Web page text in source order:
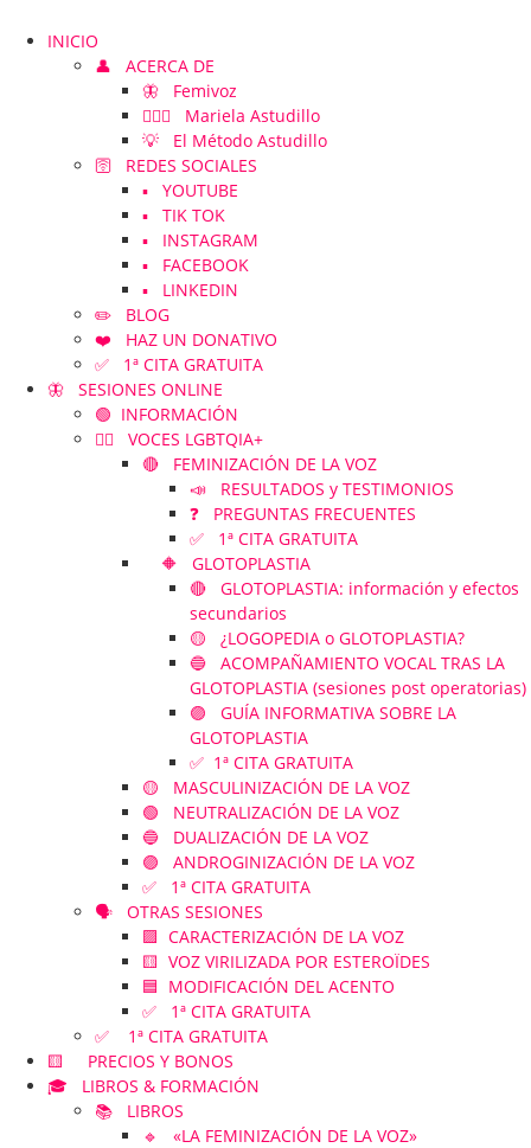
INICIO
👤 ACERCA DE
🦋 Femivoz
👱🏻‍♀️ Mariela Astudillo
💡 El Método Astudillo
🛜 REDES SOCIALES
▪️ YOUTUBE
▪️ TIK TOK
▪️ INSTAGRAM
▪️ FACEBOOK
▪️ LINKEDIN
✏️ BLOG
❤️ HAZ UN DONATIVO
✅ 1ª CITA GRATUITA
🦋 SESIONES ONLINE
🟢 INFORMACIÓN
🏳️‍🌈 VOCES LGBTQIA+
🔴 FEMINIZACIÓN DE LA VOZ
📣 RESULTADOS y TESTIMONIOS
❓ PREGUNTAS FRECUENTES
✅ 1ª CITA GRATUITA
🔶 GLOTOPLASTIA
🔴 GLOTOPLASTIA: información y efectos
secundarios
🟡 ¿LOGOPEDIA o GLOTOPLASTIA?
🔵 ACOMPAÑAMIENTO VOCAL TRAS LA
GLOTOPLASTIA (sesiones post operatorias)
🟣 GUÍA INFORMATIVA SOBRE LA
GLOTOPLASTIA
✅ 1ª CITA GRATUITA
🟡 MASCULINIZACIÓN DE LA VOZ
🟢 NEUTRALIZACIÓN DE LA VOZ
🔵 DUALIZACIÓN DE LA VOZ
🟣 ANDROGINIZACIÓN DE LA VOZ
✅ 1ª CITA GRATUITA
🗣️ OTRAS SESIONES
🟪 CARACTERIZACIÓN DE LA VOZ
🟨 VOZ VIRILIZADA POR ESTEROÏDES
🟦 MODIFICACIÓN DEL ACENTO
✅ 1ª CITA GRATUITA
✅ 1ª CITA GRATUITA
🟨 PRECIOS Y BONOS
🎓 LIBROS & FORMACIÓN
📚 LIBROS
🔹 «LA FEMINIZACIÓN DE LA VOZ»